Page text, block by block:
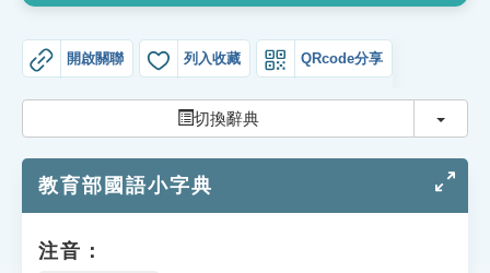
教學應用
貓頭鷹博士
開啟關聯 列入收藏 QRcode分享
切換辭典 切換
教育部國語小字典
注音：